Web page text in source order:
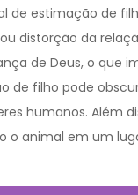
de estimação de
distorção da
de Deus, o que
de filho pode
humanos. Além
o animal em um